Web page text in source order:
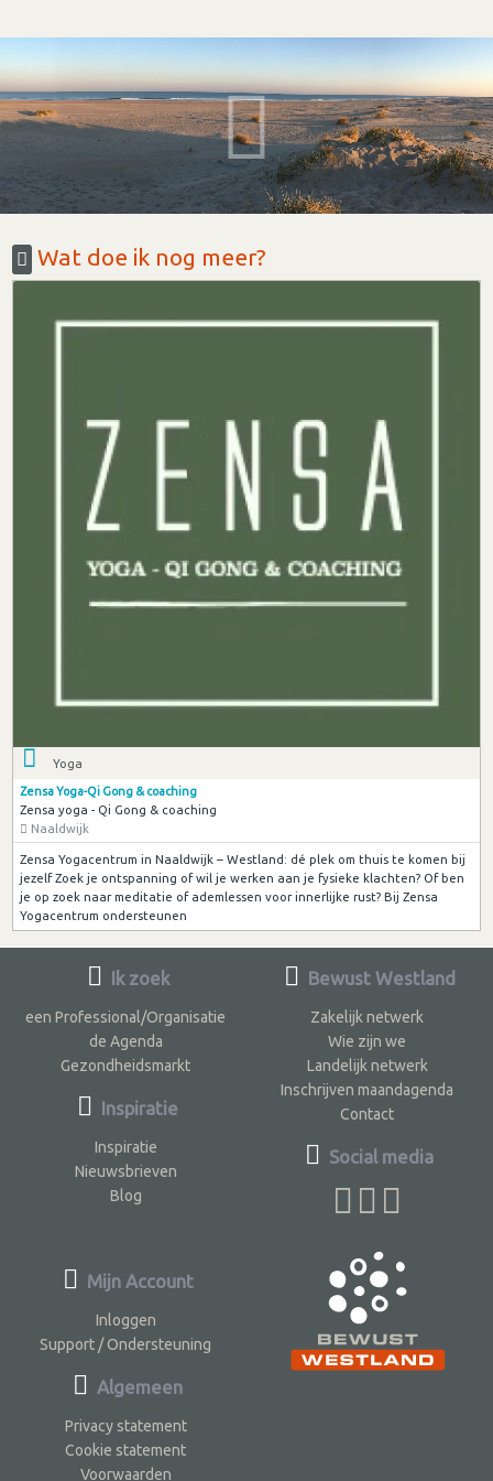
Wat doe ik nog meer?
Yoga
Zensa Yoga-Qi Gong & coaching
Zensa yoga - Qi Gong & coaching
Naaldwijk
Zensa Yogacentrum in Naaldwijk – Westland: dé plek om thuis te komen bij
jezelf Zoek je ontspanning of wil je werken aan je fysieke klachten? Of ben
je op zoek naar meditatie of ademlessen voor innerlijke rust? Bij Zensa
Yogacentrum ondersteunen
Ik zoek
een Professional/Organisatie
de Agenda
Gezondheidsmarkt
Inspiratie
Inspiratie
Nieuwsbrieven
Blog
Bewust Westland
Zakelijk netwerk
Wie zijn we
Landelijk netwerk
Inschrijven maandagenda
Contact
Social media
Mijn Account
Inloggen
Support / Ondersteuning
Algemeen
Privacy statement
Cookie statement
Voorwaarden